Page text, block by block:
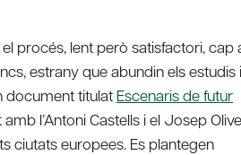
procés, lent però satisfactori, cap
estrany que abundin els estudis i
document titulat Escenaris de futur
l’Antoni Castells i el Josep
ciutats europees. Es plantegen